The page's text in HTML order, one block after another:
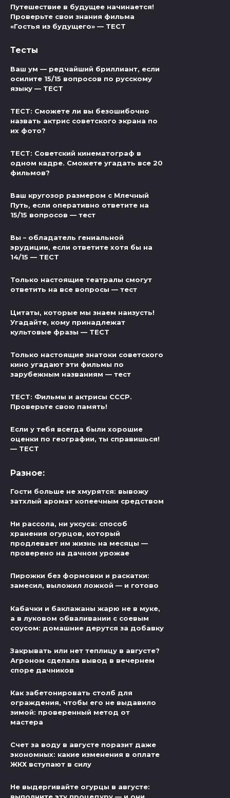
Путешествие в будущее начинается!
Проверьте свои знания фильма
«Гостья из будущего» — ТЕСТ
Тесты
Ваш ум — редчайший бриллиант, если
осилите 15/15 вопросов по русскому
языку — ТЕСТ
ТЕСТ: Сможете ли вы безошибочно
назвать актрис советского экрана по
их фото?
ТЕСТ: Советский кинематограф в
одном кадре. Сможете угадать все 20
фильмов?
Ваш кругозор размером с Млечный
Путь, если оперативно ответите на
15/15 вопросов — тест
Вы – обладатель гениальной
эрудиции, если ответите хотя бы на
14/15 — ТЕСТ
Только настоящие театралы смогут
ответить на все вопросы — тест
Цитаты, которые мы знаем наизусть!
Угадайте, кому принадлежат
культовые фразы — ТЕСТ
Только настоящие знатоки советского
кино угадают эти фильмы по
зарубежным названиям — тест
ТЕСТ: Фильмы и актрисы СССР.
Проверьте свою память!
Если у тебя всегда были хорошие
оценки по географии, ты справишься!
— ТЕСТ
Разное:
Гости больше не хмурятся: вывожу
затхлый аромат копеечным средством
Ни рассола, ни уксуса: способ
хранения огурцов, который
продлевает им жизнь на месяцы —
проверено на дачном урожае
Пирожки без формовки и раскатки:
замесил, выложил ложкой — и готово
Кабачки и баклажаны жарю не в муке,
а в луковом обваливании с соевым
соусом: домашние дерутся за добавку
Закрывать или нет теплицу в августе?
Агроном сделала вывод в вечернем
споре дачников
Как забетонировать столб для
ограждения, чтобы его не выдавило
зимой: проверенный метод от
мастера
Счет за воду в августе поразит даже
экономных: какие изменения в оплате
ЖКХ вступают в силу
Не выдергивайте огурцы в августе: